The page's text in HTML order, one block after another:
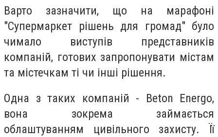
Варто зазначити, що на марафоні
"Супермаркет рішень для громад" було
чимало виступів представників
компаній, готових запропонувати містам
та містечкам ті чи інші рішення.
Одна з таких компаній - Beton Energo,
вона зокрема займається
облаштуванням цивільного захисту. Її